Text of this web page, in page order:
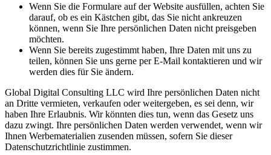
Wenn Sie die Formulare auf der Website ausfüllen, achten Sie
darauf, ob es ein Kästchen gibt, das Sie nicht ankreuzen
können, wenn Sie Ihre persönlichen Daten nicht preisgeben
möchten.
Wenn Sie bereits zugestimmt haben, Ihre Daten mit uns zu
teilen, können Sie uns gerne per E-Mail kontaktieren und wir
werden dies für Sie ändern.
Global Digital Consulting LLC wird Ihre persönlichen Daten nicht
an Dritte vermieten, verkaufen oder weitergeben, es sei denn, wir
haben Ihre Erlaubnis. Wir könnten dies tun, wenn das Gesetz uns
dazu zwingt. Ihre persönlichen Daten werden verwendet, wenn wir
Ihnen Werbematerialien zusenden müssen, sofern Sie dieser
Datenschutzrichtlinie zustimmen.